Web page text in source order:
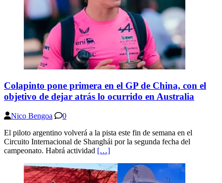
Colapinto pone primera en el GP de China, con el
objetivo de dejar atrás lo ocurrido en Australia
Nico Bengoa
0
El piloto argentino volverá a la pista este fin de semana en el
Circuito Internacional de Shanghái por la segunda fecha del
campeonato. Habrá actividad […]